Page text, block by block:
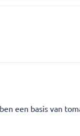
een basis van